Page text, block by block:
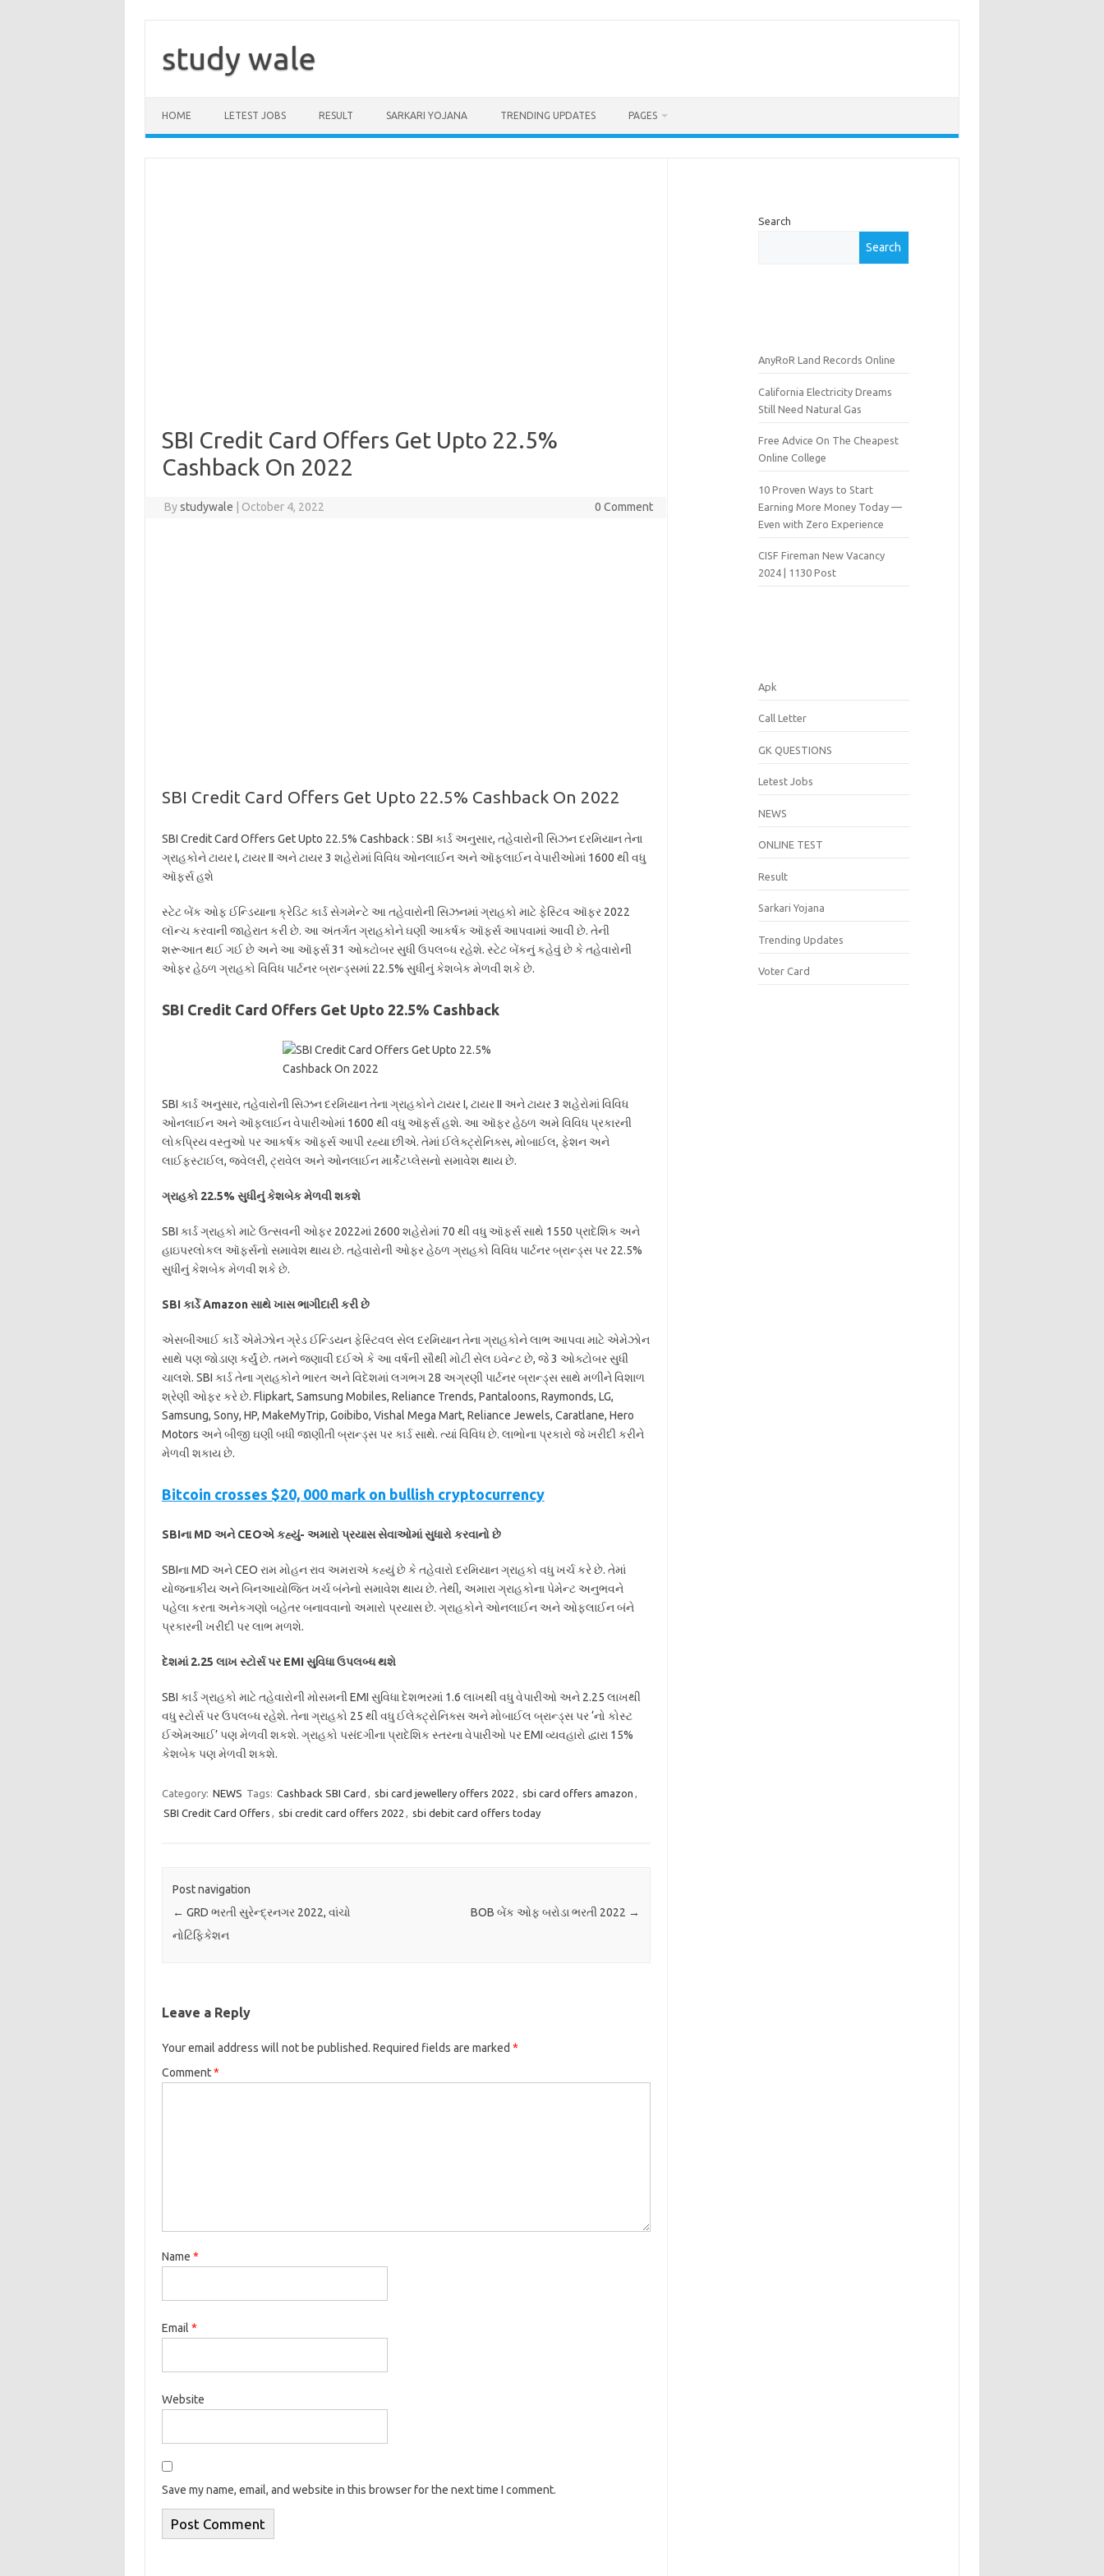
content
study wale
HOME LETEST JOBS RESULT SARKARI YOJANA TRENDING UPDATES PAGES
SBI Credit Card Offers Get Upto 22.5%
Cashback On 2022
Bystudywale October 4, 2022 0 Comment
SBI Credit Card Offers Get Upto 22.5% Cashback On 2022
SBI Credit Card Offers Get Upto 22.5% Cashback : SBI કાર્ડ અનુસાર, તહેવારોની સિઝન દરમિયાન તેના
ગ્રાહકોને ટાયર I, ટાયર II અને ટાયર 3 શહેરોમાં વિવિધ ઓનલાઈન અને ઑફલાઈન વેપારીઓમાં 1600 થી વધુ
ઑફર્સ હશે
સ્ટેટ બેંક ઓફ ઈન્ડિયાના ક્રેડિટ કાર્ડ સેગમેન્ટે આ તહેવારોની સિઝનમાં ગ્રાહકો માટે ફેસ્ટિવ ઑફર 2022
લૉન્ચ કરવાની જાહેરાત કરી છે. આ અંતર્ગત ગ્રાહકોને ઘણી આકર્ષક ઑફર્સ આપવામાં આવી છે. તેની
શરૂઆત થઈ ગઈ છે અને આ ઑફર્સ 31 ઓક્ટોબર સુધી ઉપલબ્ધ રહેશે. સ્ટેટ બેંકનું કહેવું છે કે તહેવારોની
ઓફર હેઠળ ગ્રાહકો વિવિધ પાર્ટનર બ્રાન્ડ્સમાં 22.5% સુધીનું કેશબેક મેળવી શકે છે.
SBI Credit Card Offers Get Upto 22.5% Cashback
SBI કાર્ડ અનુસાર, તહેવારોની સિઝન દરમિયાન તેના ગ્રાહકોને ટાયર I, ટાયર II અને ટાયર 3 શહેરોમાં વિવિધ
ઓનલાઈન અને ઑફલાઈન વેપારીઓમાં 1600 થી વધુ ઑફર્સ હશે. આ ઑફર હેઠળ અમે વિવિધ પ્રકારની
લોકપ્રિય વસ્તુઓ પર આકર્ષક ઑફર્સ આપી રહ્યા છીએ. તેમાં ઈલેક્ટ્રોનિક્સ, મોબાઈલ, ફેશન અને
લાઈફસ્ટાઈલ, જ્વેલરી, ટ્રાવેલ અને ઓનલાઈન માર્કેટપ્લેસનો સમાવેશ થાય છે.
ગ્રાહકો 22.5% સુધીનું કેશબેક મેળવી શકશે
SBI કાર્ડ ગ્રાહકો માટે ઉત્સવની ઓફર 2022માં 2600 શહેરોમાં 70 થી વધુ ઑફર્સ સાથે 1550 પ્રાદેશિક અને
હાઇપરલોકલ ઑફર્સનો સમાવેશ થાય છે. તહેવારોની ઓફર હેઠળ ગ્રાહકો વિવિધ પાર્ટનર બ્રાન્ડ્સ પર 22.5%
સુધીનું કેશબેક મેળવી શકે છે.
SBI કાર્ડે Amazon સાથે ખાસ ભાગીદારી કરી છે
એસબીઆઈ કાર્ડે એમેઝોન ગ્રેડ ઈન્ડિયન ફેસ્ટિવલ સેલ દરમિયાન તેના ગ્રાહકોને લાભ આપવા માટે એમેઝોન
સાથે પણ જોડાણ કર્યું છે. તમને જણાવી દઈએ કે આ વર્ષની સૌથી મોટી સેલ ઇવેન્ટ છે, જે 3 ઓક્ટોબર સુધી
ચાલશે. SBI કાર્ડ તેના ગ્રાહકોને ભારત અને વિદેશમાં લગભગ 28 અગ્રણી પાર્ટનર બ્રાન્ડ્સ સાથે મળીને વિશાળ
શ્રેણી ઓફર કરે છે. Flipkart, Samsung Mobiles, Reliance Trends, Pantaloons, Raymonds, LG,
Samsung, Sony, HP, MakeMyTrip, Goibibo, Vishal Mega Mart, Reliance Jewels, Caratlane, Hero
Motors અને બીજી ઘણી બધી જાણીતી બ્રાન્ડ્સ પર કાર્ડ સાથે. ત્યાં વિવિધ છે. લાભોના પ્રકારો જે ખરીદી કરીને
મેળવી શકાય છે.
Bitcoin crosses $20, 000 mark on bullish cryptocurrency
SBIના MD અને CEOએ કહ્યું- અમારો પ્રયાસ સેવાઓમાં સુધારો કરવાનો છે
SBIના MD અને CEO રામ મોહન રાવ અમરાએ કહ્યું છે કે તહેવારો દરમિયાન ગ્રાહકો વધુ ખર્ચ કરે છે. તેમાં
યોજનાકીય અને બિનઆયોજિત ખર્ચ બંનેનો સમાવેશ થાય છે. તેથી, અમારા ગ્રાહકોના પેમેન્ટ અનુભવને
પહેલા કરતા અનેકગણો બહેતર બનાવવાનો અમારો પ્રયાસ છે. ગ્રાહકોને ઓનલાઈન અને ઓફલાઈન બંને
પ્રકારની ખરીદી પર લાભ મળશે.
દેશમાં 2.25 લાખ સ્ટોર્સ પર EMI સુવિધા ઉપલબ્ધ થશે
SBI કાર્ડ ગ્રાહકો માટે તહેવારોની મોસમની EMI સુવિધા દેશભરમાં 1.6 લાખથી વધુ વેપારીઓ અને 2.25 લાખથી
વધુ સ્ટોર્સ પર ઉપલબ્ધ રહેશે. તેના ગ્રાહકો 25 થી વધુ ઈલેક્ટ્રોનિક્સ અને મોબાઈલ બ્રાન્ડ્સ પર ‘નો કોસ્ટ
ઈએમઆઈ’ પણ મેળવી શકશે. ગ્રાહકો પસંદગીના પ્રાદેશિક સ્તરના વેપારીઓ પર EMI વ્યવહારો દ્વારા 15%
કેશબેક પણ મેળવી શકશે.
Category: NEWS Tags: Cashback SBI Card , sbi card jewellery offers 2022 , sbi card offers amazon ,
SBI Credit Card Offers , sbi credit card offers 2022 , sbi debit card offers today
Post navigation
← GRD ભરતી સુરેન્દ્રનગર 2022, વાંચો
નોટિફિકેશન
BOB બેંક ઓફ બરોડા ભરતી 2022 →
Leave a Reply
Your email address will not be published. Required fields are marked *
Comment*
Name *
Email *
Website
Save my name, email, and website in this browser for the next time I comment.
Search
Search
AnyRoR Land Records Online
California Electricity Dreams
Still Need Natural Gas
Free Advice On The Cheapest
Online College
10 Proven Ways to Start
Earning More Money Today —
Even with Zero Experience
CISF Fireman New Vacancy
2024 | 1130 Post
Apk
Call Letter
GK QUESTIONS
Letest Jobs
NEWS
ONLINE TEST
Result
Sarkari Yojana
Trending Updates
Voter Card